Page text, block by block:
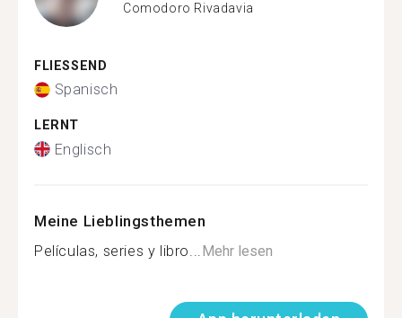
Comodoro Rivadavia
FLIESSEND
Spanisch
LERNT
Englisch
Meine Lieblingsthemen
Películas, series y libro... Mehr lesen